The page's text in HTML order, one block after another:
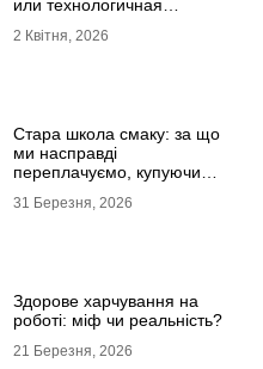
или технологичная
2 Квітня, 2026
Стара школа смаку: за що
ми насправді
переплачуємо, купуючи
31 Березня, 2026
Здорове харчування на
роботі: міф чи реальність?
21 Березня, 2026